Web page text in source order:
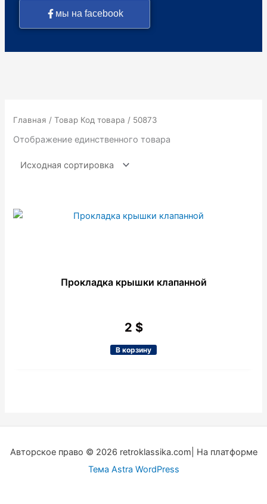
мы на facebook
Главная / Товар Код товара / 50873
Отображение единственного товара
Прокладка крышки клапанной
2 $
В корзину
Авторское право © 2026 retroklassika.com| На платформе
Тема Astra WordPress